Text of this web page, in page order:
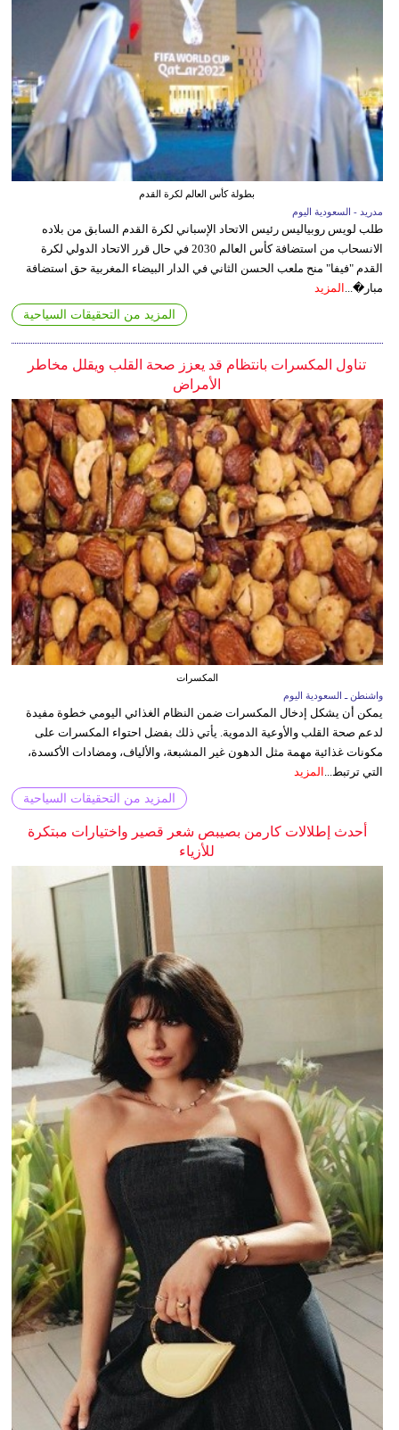
بطولة كأس العالم لكرة القدم
مدريد - السعودية اليوم
طلب لويس روبياليس رئيس الاتحاد الإسباني لكرة القدم السابق من بلاده
الانسحاب من استضافة كأس العالم 2030 في حال قرر الاتحاد الدولي لكرة
القدم "فيفا" منح ملعب الحسن الثاني في الدار البيضاء المغربية حق استضافة
مبار�...
المزيد
المزيد من التحقيقات السياحية
تناول المكسرات بانتظام قد يعزز صحة القلب ويقلل مخاطر
الأمراض
المكسرات
واشنطن ـ السعودية اليوم
يمكن أن يشكل إدخال المكسرات ضمن النظام الغذائي اليومي خطوة مفيدة
لدعم صحة القلب والأوعية الدموية. يأتي ذلك بفضل احتواء المكسرات على
مكونات غذائية مهمة مثل الدهون غير المشبعة، والألياف، ومضادات الأكسدة،
التي ترتبط... المزيد
المزيد من التحقيقات السياحية
أحدث إطلالات كارمن بصيبص شعر قصير واختيارات مبتكرة
للأزياء